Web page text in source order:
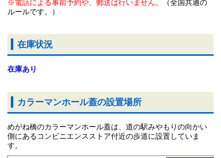
※電話による事前予約や、郵送は行いません。
（全国共通の
ルールです。）
在庫状況
在庫あり
カラーマンホール蓋の設置場所
めがね橋のカラーマンホール蓋は、道の駅みやもりの向かい
側にあるコンビニエンスストア付近の歩道に設置していま
す。